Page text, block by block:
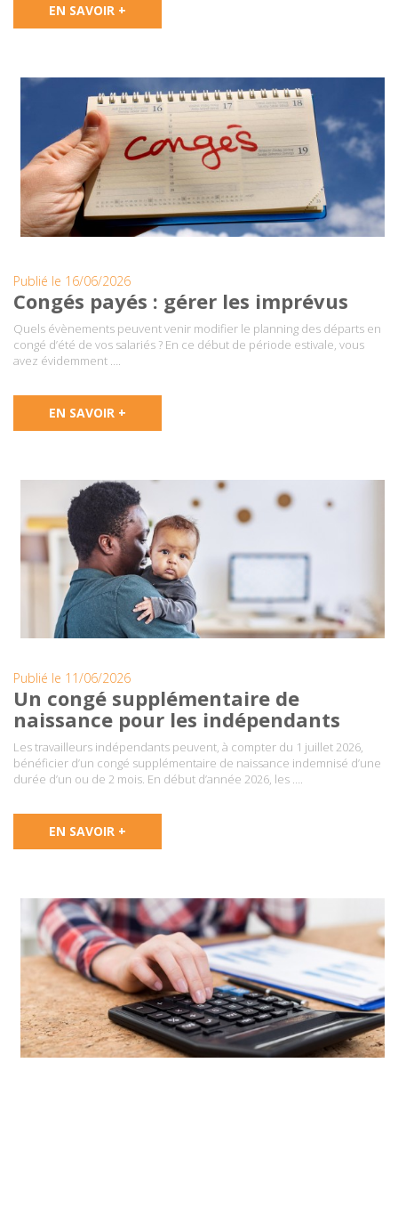
EN SAVOIR +
Publié le 16/06/2026
Congés payés : gérer les imprévus
Quels évènements peuvent venir modifier le planning des départs en
congé d’été de vos salariés ? En ce début de période estivale, vous
avez évidemment ….
EN SAVOIR +
Publié le 11/06/2026
Un congé supplémentaire de
naissance pour les indépendants
Les travailleurs indépendants peuvent, à compter du 1 juillet 2026,
bénéficier d’un congé supplémentaire de naissance indemnisé d’une
durée d’un ou de 2 mois. En début d’année 2026, les ….
EN SAVOIR +